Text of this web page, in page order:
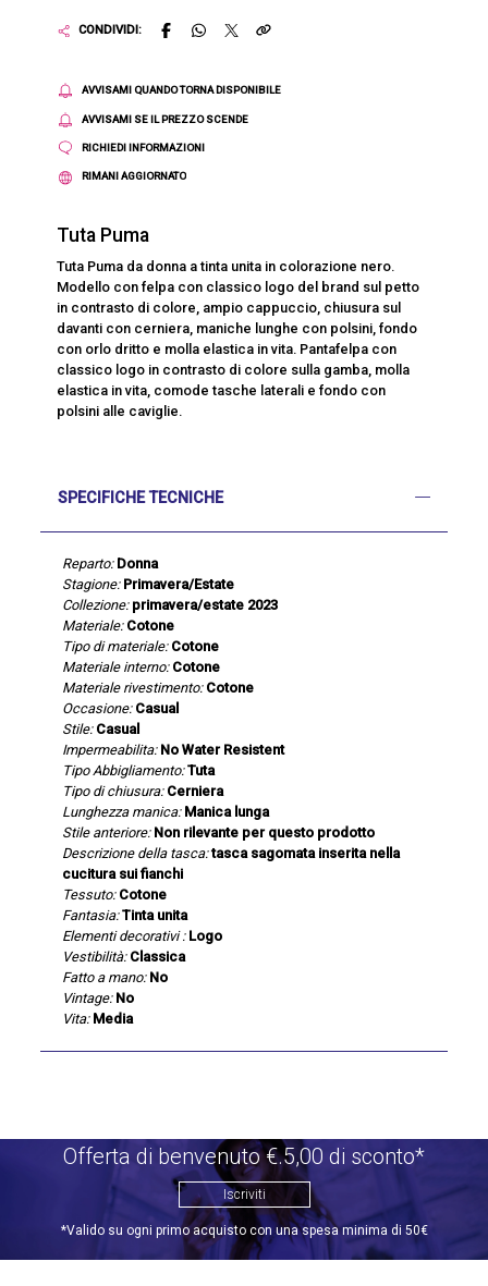
CONDIVIDI:
AVVISAMI QUANDO TORNA DISPONIBILE
AVVISAMI SE IL PREZZO SCENDE
RICHIEDI INFORMAZIONI
RIMANI AGGIORNATO
Tuta Puma
Tuta Puma da donna a tinta unita in colorazione nero.
Modello con felpa con classico logo del brand sul petto
in contrasto di colore, ampio cappuccio, chiusura sul
davanti con cerniera, maniche lunghe con polsini, fondo
con orlo dritto e molla elastica in vita. Pantafelpa con
classico logo in contrasto di colore sulla gamba, molla
elastica in vita, comode tasche laterali e fondo con
polsini alle caviglie.
SPECIFICHE TECNICHE
Reparto: Donna
Stagione: Primavera/Estate
Collezione: primavera/estate 2023
Materiale: Cotone
Tipo di materiale: Cotone
Materiale interno: Cotone
Materiale rivestimento: Cotone
Occasione: Casual
Stile: Casual
Impermeabilita: No Water Resistent
Tipo Abbigliamento: Tuta
Tipo di chiusura: Cerniera
Lunghezza manica: Manica lunga
Stile anteriore: Non rilevante per questo prodotto
Descrizione della tasca: tasca sagomata inserita nella
cucitura sui fianchi
Tessuto: Cotone
Fantasia: Tinta unita
Elementi decorativi : Logo
Vestibilità: Classica
Fatto a mano: No
Vintage: No
Vita: Media
Offerta di benvenuto €.5,00 di sconto*
Iscriviti
*Valido su ogni primo acquisto con una spesa minima di 50€